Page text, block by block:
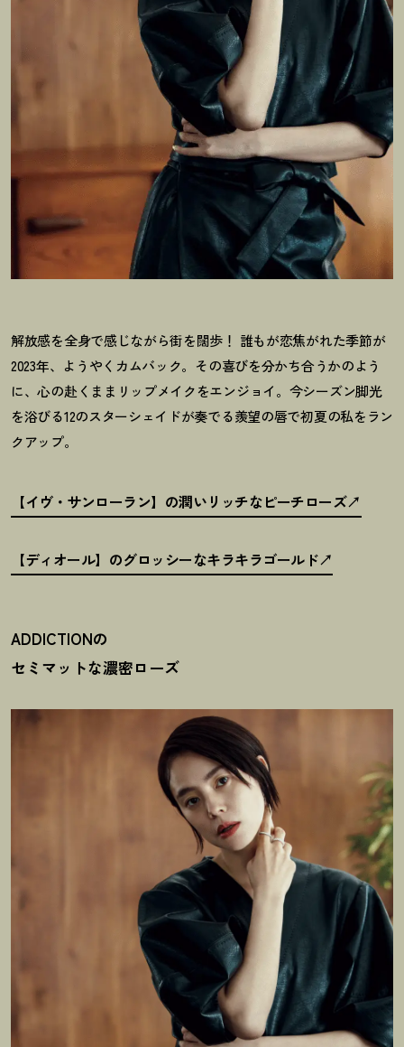
解放感を全身で感じながら街を闊歩 ！ 誰もが恋焦がれた季節が
2023年、ようやくカムバック。その喜びを分かち合うかのよう
に、心の赴くままリップメイクをエンジョイ。今シーズン脚光
を浴びる12のスターシェイドが奏でる羨望の唇で初夏の私をラン
クアップ。
【イヴ・サンローラン】の潤いリッチなピーチローズ
【ディオール】のグロッシーなキラキラゴールド
ADDICTIONの
セミマットな濃密ローズ